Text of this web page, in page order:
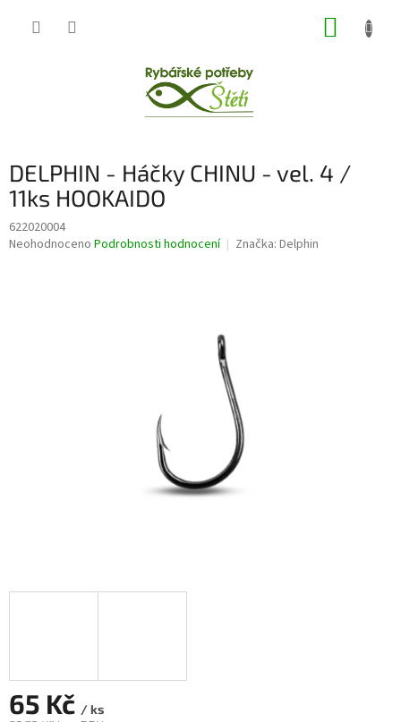
DELPHIN - Háčky CHINU - vel. 4 /
11ks HOOKAIDO
622020004
Průměrné
Neohodnoceno Podrobnosti hodnocení Značka: Delphin
65 Kč / ks